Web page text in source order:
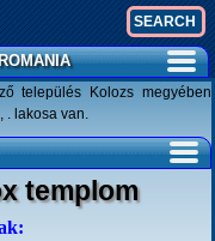
település Kolozs megyében
. lakosa van.
templom